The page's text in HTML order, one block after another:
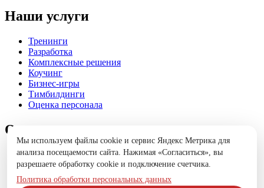
Наши услуги
Тренинги
Разработка
Комплексные решения
Коучинг
Бизнес-игры
Тимбилдинги
Оценка персонала
О нас
Лицензия
Кейсы
Эксперты
Мы используем файлы cookie и сервис Яндекс Метрика для
анализа посещаемости сайта. Нажимая «Согласиться», вы
разрешаете обработку cookie и подключение счетчика.
Политика обработки персональных данных